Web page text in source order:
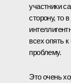
участники
сторону, то
всех опять
проблему.
Это очень